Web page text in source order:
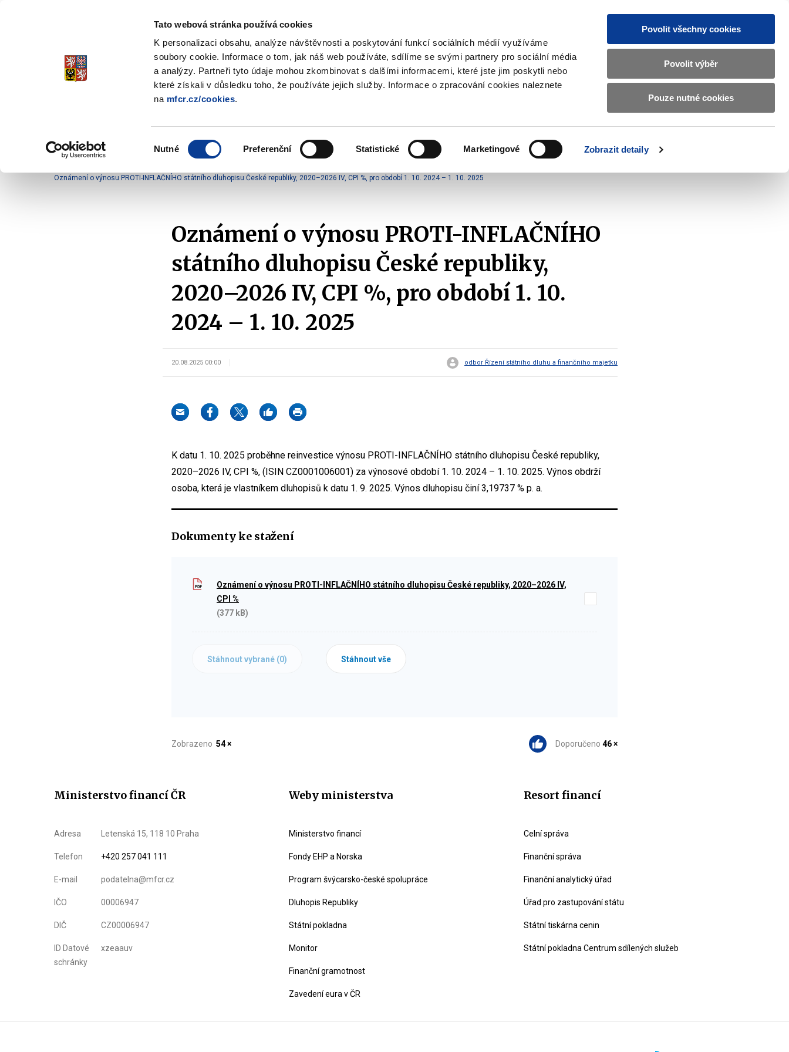
Tato webová stránka používá cookies
K personalizaci obsahu, analýze návštěvnosti a poskytování funkcí sociálních médií využíváme
soubory cookie. Informace o tom, jak náš web používáte, sdílíme se svými partnery pro sociální média
a analýzy. Partneři tyto údaje mohou zkombinovat s dalšími informacemi, které jste jim poskytli nebo
které získali v důsledku toho, že používáte jejich služby. Informace o zpracování cookies naleznete
na mfcr.cz/cookies.
Nutné Preferenční Statistické Marketingové Zobrazit detaily
Povolit všechny cookies
Povolit výběr
Pouze nutné cookies
Spořicí státní dluhopisy
Stabilita, Spolehlivost, Důvěryhodnost Vyhledat
Pohybujte
šipkami
pro
MAJETKOVÝ ÚČET
submenu
dluhopisech
submenu
investovat
submenu
Užitečné
submenu
a
oznámení
Kontakty
Oznámení o výnosu PROTI-INFLAČNÍHO státního dluhopisu České republiky, 2020–2026 IV, CPI %, pro období 1. 10. 2024 – 1. 10. 2025
Oznámení o výnosu PROTI-INFLAČNÍHO
státního dluhopisu České republiky,
2020–2026 IV, CPI %, pro období 1. 10.
2024 – 1. 10. 2025
20.08.2025 00:00 odbor Řízení státního dluhu a finančního majetku
K datu 1. 10. 2025 proběhne reinvestice výnosu PROTI-INFLAČNÍHO státního dluhopisu České republiky,
2020–2026 IV, CPI %, (ISIN CZ0001006001) za výnosové období 1. 10. 2024 – 1. 10. 2025. Výnos obdrží
osoba, která je vlastníkem dluhopisů k datu 1. 9. 2025. Výnos dluhopisu činí 3,19737 % p. a.
Dokumenty ke stažení
Oznámení o výnosu PROTI-INFLAČNÍHO státního dluhopisu České republiky, 2020–2026 IV,
CPI %
(377 kB)
Stáhnout vybrané (0) Stáhnout vše
Zobrazeno 54 × Doporučeno 46 ×
Ministerstvo financí ČR
Adresa Letenská 15, 118 10 Praha
Telefon +420 257 041 111
E-mail podatelna@mfcr.cz
IČO 00006947
DIČ CZ00006947
ID Datové
schránky
xzeaauv
Weby ministerstva
Ministerstvo financí
Fondy EHP a Norska
Program švýcarsko-české spolupráce
Dluhopis Republiky
Státní pokladna
Monitor
Finanční gramotnost
Zavedení eura v ČR
Resort financí
Celní správa
Finanční správa
Finanční analytický úřad
Úřad pro zastupování státu
Státní tiskárna cenin
Státní pokladna Centrum sdílených služeb